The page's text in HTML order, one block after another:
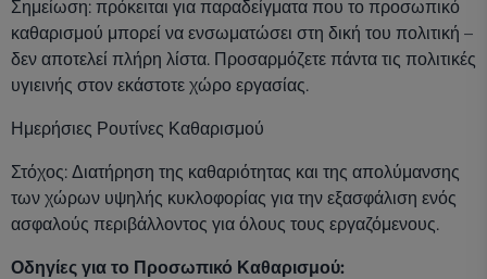
Σημείωση: πρόκειται για παραδείγματα που το προσωπικό
καθαρισμού μπορεί να ενσωματώσει στη δική του πολιτική –
δεν αποτελεί πλήρη λίστα. Προσαρμόζετε πάντα τις πολιτικές
υγιεινής στον εκάστοτε χώρο εργασίας.
Ημερήσιες Ρουτίνες Καθαρισμού
Στόχος: Διατήρηση της καθαριότητας και της απολύμανσης
των χώρων υψηλής κυκλοφορίας για την εξασφάλιση ενός
ασφαλούς περιβάλλοντος για όλους τους εργαζόμενους.
Οδηγίες για το Προσωπικό Καθαρισμού: